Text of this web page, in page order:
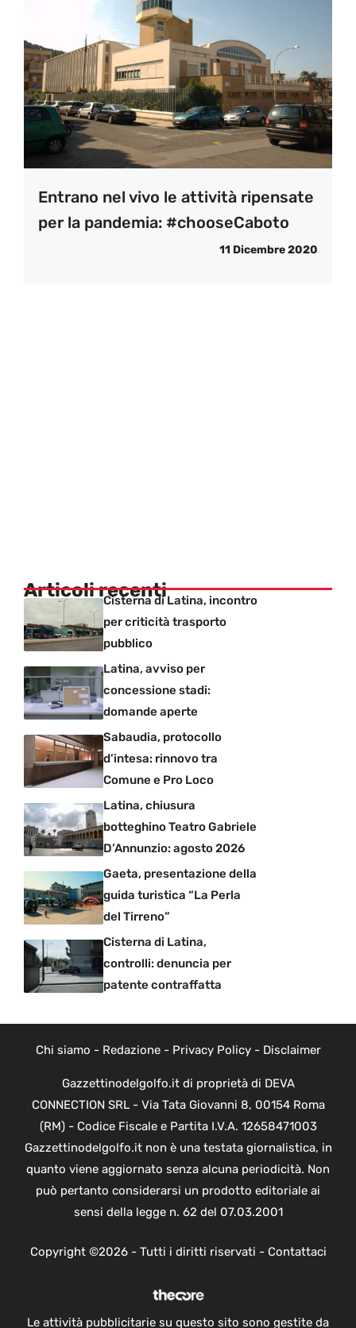
Entrano nel vivo le attività ripensate
per la pandemia: #chooseCaboto
11 Dicembre 2020
Articoli recentiCisterna di Latina, incontro
per criticità trasporto
pubblico
Latina, avviso per
concessione stadi:
domande aperte
Sabaudia, protocollo
d’intesa: rinnovo tra
Comune e Pro Loco
Latina, chiusura
botteghino Teatro Gabriele
D’Annunzio: agosto 2026
Gaeta, presentazione della
guida turistica “La Perla
del Tirreno”
Cisterna di Latina,
controlli: denuncia per
patente contraffatta
Chi siamo - Redazione- Privacy Policy- Disclaimer
Gazzettinodelgolfo.it di proprietà di DEVA
CONNECTION SRL - Via Tata Giovanni 8, 00154 Roma
(RM) - Codice Fiscale e Partita I.V.A. 12658471003
Gazzettinodelgolfo.it non è una testata giornalistica, in
quanto viene aggiornato senza alcuna periodicità. Non
può pertanto considerarsi un prodotto editoriale ai
sensi della legge n. 62 del 07.03.2001
Copyright ©2026 - Tutti i diritti riservati - Contattaci
Le attività pubblicitarie su questo sito sono gestite da